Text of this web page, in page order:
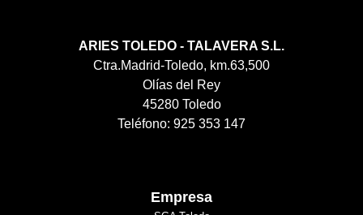
ARIES TOLEDO - TALAVERA S.L.
Ctra.Madrid-Toledo, km.63,500
Olías del Rey
45280 Toledo
Teléfono: 925 353 147
Empresa